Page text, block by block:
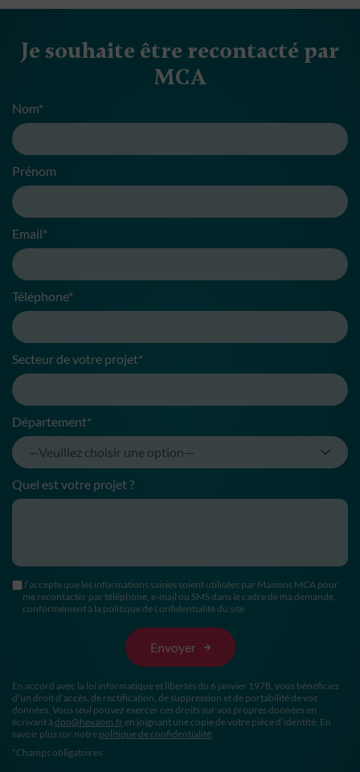
Je souhaite être recontacté par
MCA
Nom*
Prénom
Email*
Téléphone*
Secteur de votre projet*
Département*
Quel est votre projet ?
J’accepte que les informations saisies soient utilisées par Maisons MCA pour
me recontacter par téléphone, e-mail ou SMS dans le cadre de ma demande,
conformément à la politique de confidentialité du site.
En accord avec la loi informatique et libertés du 6 janvier 1978, vous bénéficiez
d’un droit d’accès, de rectification, de suppression et de portabilité de vos
données. Vous seul pouvez exercer ces droits sur vos propres données en
écrivant à dpo@hexaom.fr en joignant une copie de votre pièce d’identité. En
savoir plus sur notre politique de confidentialité.
*Champs obligatoires